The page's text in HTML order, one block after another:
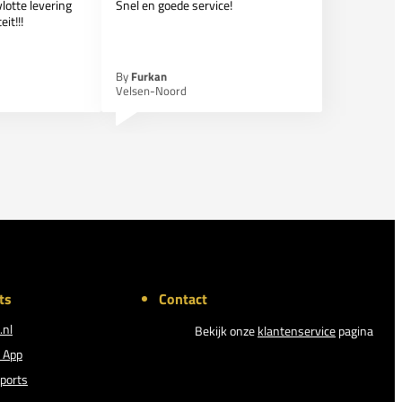
levering
Snel en goede service!
By Furkan
Velsen-Noord
Contact
Bekijk onzeklantenservicepagina